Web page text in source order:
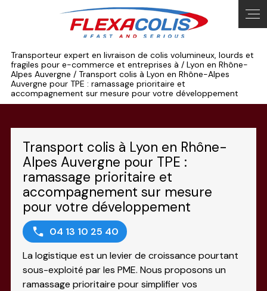
Transporteur expert en livraison de colis volumineux, lourds et
fragiles pour e-commerce et entreprises à / Lyon en Rhône-
Alpes Auvergne / Transport colis à Lyon en Rhône-Alpes
Auvergne pour TPE : ramassage prioritaire et
accompagnement sur mesure pour votre développement
Transport colis à Lyon en Rhône-
Alpes Auvergne pour TPE :
ramassage prioritaire et
accompagnement sur mesure
pour votre développement
04 13 10 25 40
La logistique est un levier de croissance pourtant
sous-exploité par les PME. Nous proposons un
ramassage prioritaire pour simplifier vos
Panneau de gestion des cookies